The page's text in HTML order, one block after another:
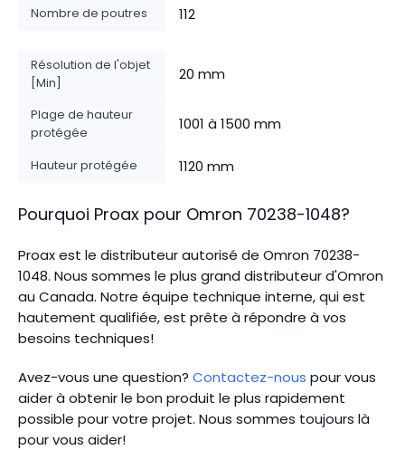
Nombre de poutres 112
Résolution de l'objet
[Min]
20 mm
Plage de hauteur
protégée
1001 à 1500 mm
Hauteur protégée 1120 mm
Pourquoi Proax pour Omron 70238-1048?
Proax est le distributeur autorisé de Omron 70238-
1048. Nous sommes le plus grand distributeur d'Omron
au Canada. Notre équipe technique interne, qui est
hautement qualifiée, est prête à répondre à vos
besoins techniques!
Avez-vous une question? Contactez-nous pour vous
aider à obtenir le bon produit le plus rapidement
possible pour votre projet. Nous sommes toujours là
pour vous aider!